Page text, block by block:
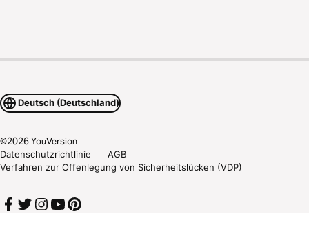
Deutsch (Deutschland)
©2026YouVersion
Datenschutzrichtlinie
AGB
Verfahren zur Offenlegung von Sicherheitslücken (VDP)